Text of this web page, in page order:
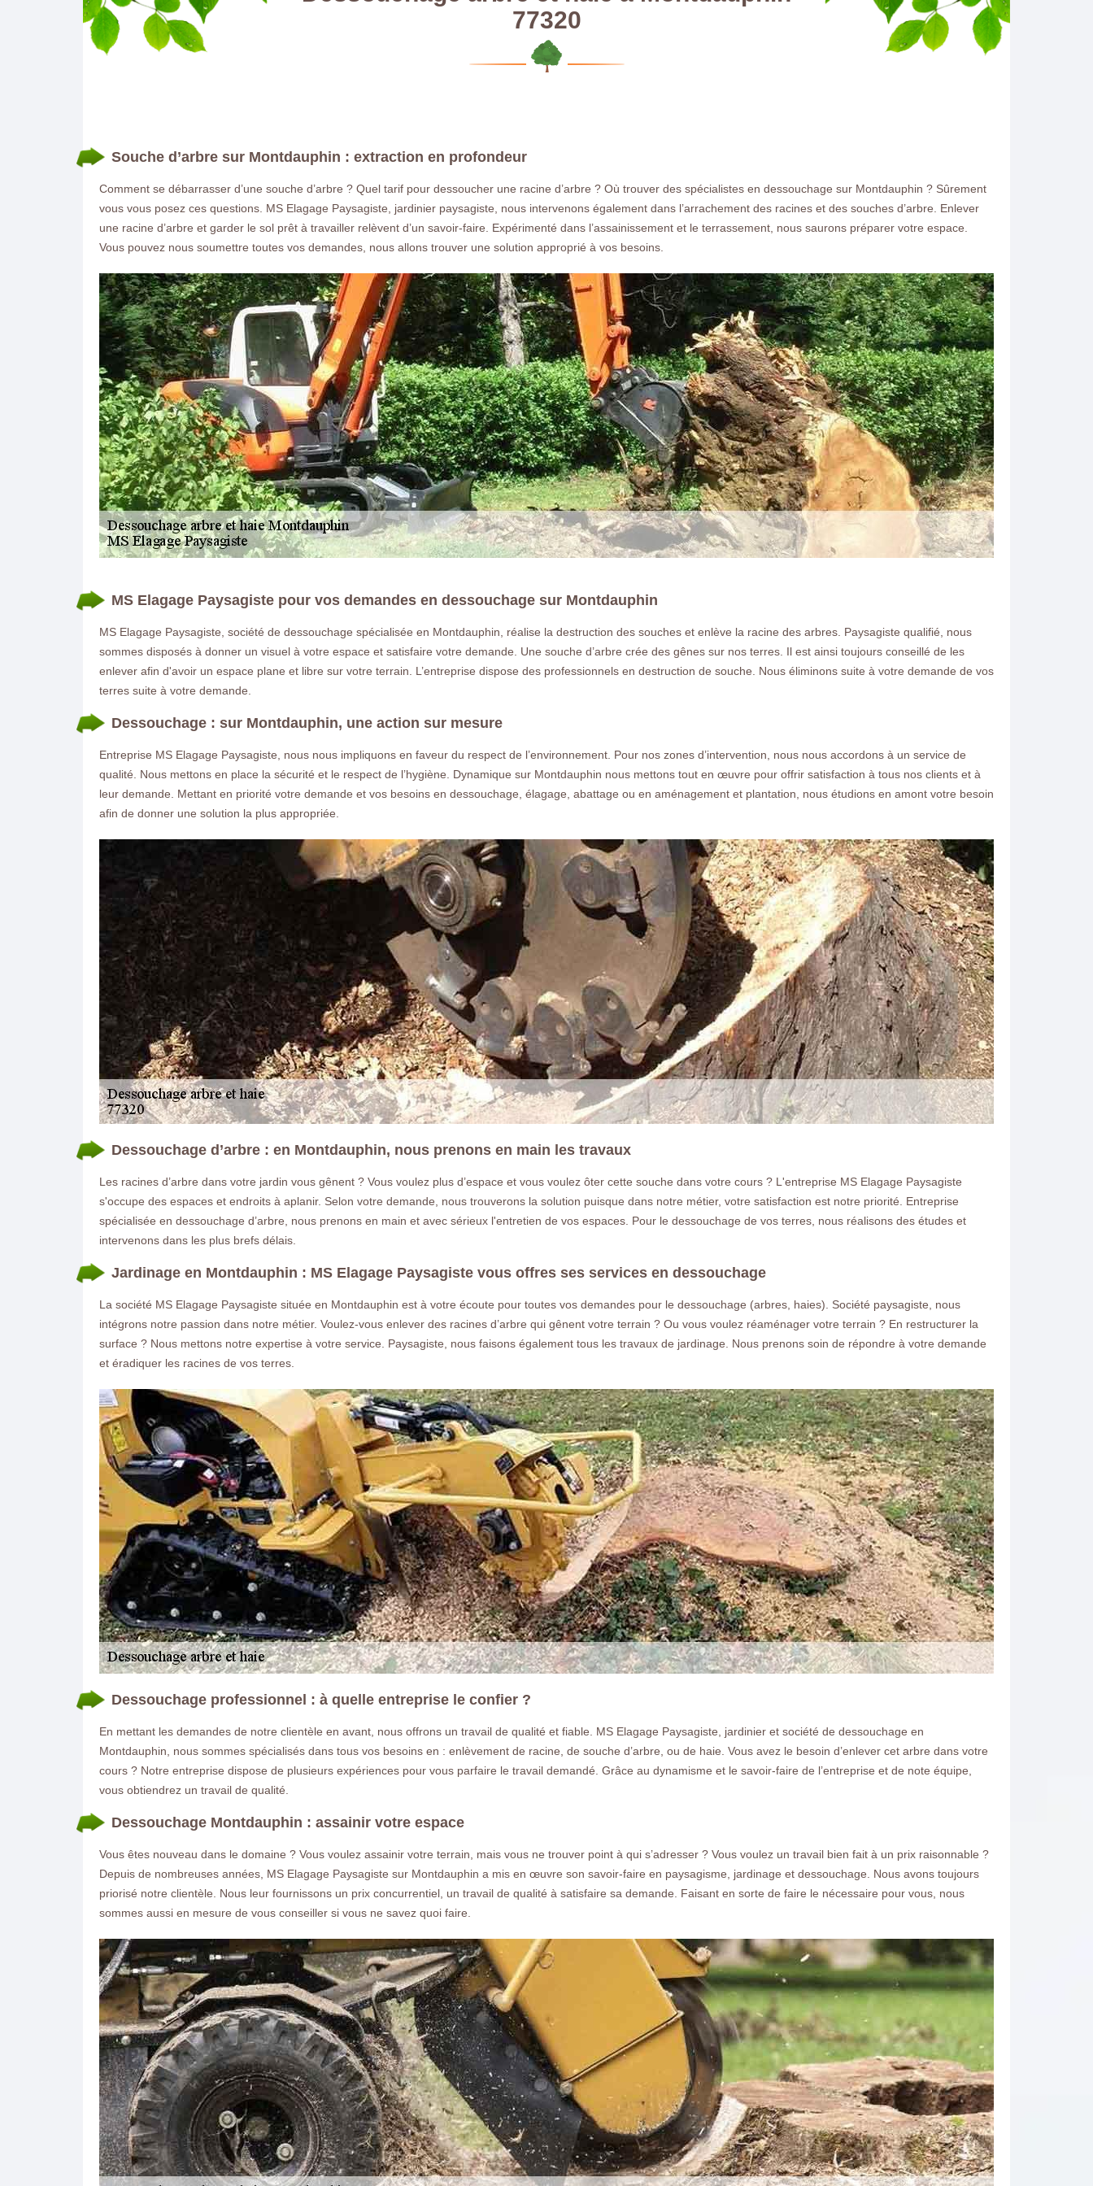
ON VOUS RAPPELLE GRATUITEMENT
LA RÉFÉRENCE EN ELAGAGE
devis gratuit rapide.
Nos réalisations Nous contacter
77320
Souche d’arbre sur Montdauphin : extraction en profondeur
Comment se débarrasser d’une souche d’arbre ? Quel tarif pour dessoucher une racine d’arbre ? Où trouver des spécialistes en dessouchage sur Montdauphin ? Sûrement
vous vous posez ces questions. MS Elagage Paysagiste, jardinier paysagiste, nous intervenons également dans l’arrachement des racines et des souches d’arbre. Enlever
une racine d’arbre et garder le sol prêt à travailler relèvent d’un savoir-faire. Expérimenté dans l’assainissement et le terrassement, nous saurons préparer votre espace.
Vous pouvez nous soumettre toutes vos demandes, nous allons trouver une solution approprié à vos besoins.
MS Elagage Paysagiste pour vos demandes en dessouchage sur Montdauphin
MS Elagage Paysagiste, société de dessouchage spécialisée en Montdauphin, réalise la destruction des souches et enlève la racine des arbres. Paysagiste qualifié, nous
sommes disposés à donner un visuel à votre espace et satisfaire votre demande. Une souche d’arbre crée des gênes sur nos terres. Il est ainsi toujours conseillé de les
enlever afin d'avoir un espace plane et libre sur votre terrain. L’entreprise dispose des professionnels en destruction de souche. Nous éliminons suite à votre demande de vos
terres suite à votre demande.
Dessouchage : sur Montdauphin, une action sur mesure
Entreprise MS Elagage Paysagiste, nous nous impliquons en faveur du respect de l’environnement. Pour nos zones d’intervention, nous nous accordons à un service de
qualité. Nous mettons en place la sécurité et le respect de l’hygiène. Dynamique sur Montdauphin nous mettons tout en œuvre pour offrir satisfaction à tous nos clients et à
leur demande. Mettant en priorité votre demande et vos besoins en dessouchage, élagage, abattage ou en aménagement et plantation, nous étudions en amont votre besoin
afin de donner une solution la plus appropriée.
Dessouchage d’arbre : en Montdauphin, nous prenons en main les travaux
Les racines d’arbre dans votre jardin vous gênent ? Vous voulez plus d’espace et vous voulez ôter cette souche dans votre cours ? L'entreprise MS Elagage Paysagiste
s'occupe des espaces et endroits à aplanir. Selon votre demande, nous trouverons la solution puisque dans notre métier, votre satisfaction est notre priorité. Entreprise
spécialisée en dessouchage d’arbre, nous prenons en main et avec sérieux l'entretien de vos espaces. Pour le dessouchage de vos terres, nous réalisons des études et
intervenons dans les plus brefs délais.
Jardinage en Montdauphin : MS Elagage Paysagiste vous offres ses services en dessouchage
La société MS Elagage Paysagiste située en Montdauphin est à votre écoute pour toutes vos demandes pour le dessouchage (arbres, haies). Société paysagiste, nous
intégrons notre passion dans notre métier. Voulez-vous enlever des racines d’arbre qui gênent votre terrain ? Ou vous voulez réaménager votre terrain ? En restructurer la
surface ? Nous mettons notre expertise à votre service. Paysagiste, nous faisons également tous les travaux de jardinage. Nous prenons soin de répondre à votre demande
et éradiquer les racines de vos terres.
Dessouchage professionnel : à quelle entreprise le confier ?
En mettant les demandes de notre clientèle en avant, nous offrons un travail de qualité et fiable. MS Elagage Paysagiste, jardinier et société de dessouchage en
Montdauphin, nous sommes spécialisés dans tous vos besoins en : enlèvement de racine, de souche d’arbre, ou de haie. Vous avez le besoin d’enlever cet arbre dans votre
cours ? Notre entreprise dispose de plusieurs expériences pour vous parfaire le travail demandé. Grâce au dynamisme et le savoir-faire de l’entreprise et de note équipe,
vous obtiendrez un travail de qualité.
Dessouchage Montdauphin : assainir votre espace
Vous êtes nouveau dans le domaine ? Vous voulez assainir votre terrain, mais vous ne trouver point à qui s’adresser ? Vous voulez un travail bien fait à un prix raisonnable ?
Depuis de nombreuses années, MS Elagage Paysagiste sur Montdauphin a mis en œuvre son savoir-faire en paysagisme, jardinage et dessouchage. Nous avons toujours
priorisé notre clientèle. Nous leur fournissons un prix concurrentiel, un travail de qualité à satisfaire sa demande. Faisant en sorte de faire le nécessaire pour vous, nous
sommes aussi en mesure de vous conseiller si vous ne savez quoi faire.